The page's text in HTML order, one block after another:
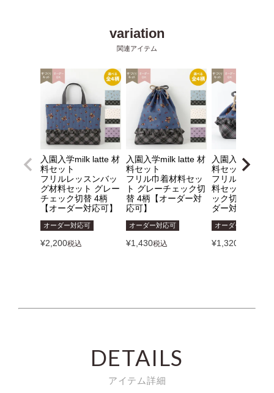
入園入学milk latte 材
料セット
フリルレッスンバッ
グ材料セット グレー
チェック切替 4柄
【オーダー対応可】
オーダー対応可
¥2,200税込
入園入学milk latte 材
料セット
フリル巾着材料セッ
ト グレーチェック切
替 4柄【オーダー対
応可】
オーダー対応可
¥1,430税込
入園入学milk
料セット
フリルランチ巾
料セット グレ
ック切替 4柄【
ダー対応可】
オーダー対応可
¥1,320
DETAILS
アイテム詳細